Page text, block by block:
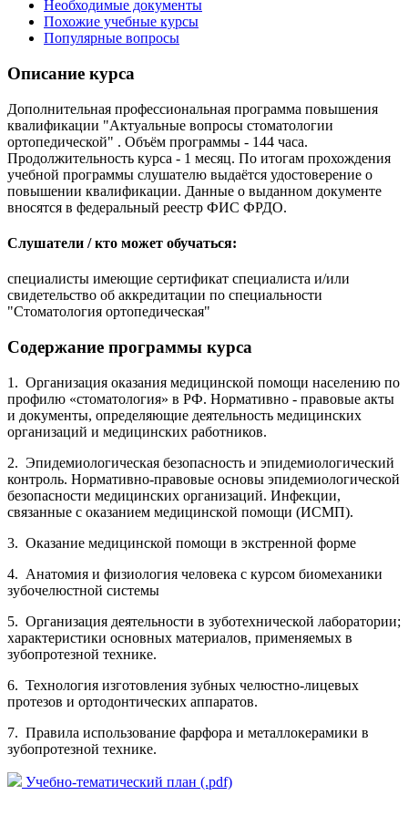
Необходимые документы
Похожие учебные курсы
Популярные вопросы
Описание курса
Дополнительная профессиональная программа повышения
квалификации "Актуальные вопросы стоматологии
ортопедической" . Объём программы - 144 часа.
Продолжительность курса - 1 месяц. По итогам прохождения
учебной программы слушателю выдаётся удостоверение о
повышении квалификации. Данные о выданном документе
вносятся в федеральный реестр ФИС ФРДО.
Слушатели / кто может обучаться:
специалисты имеющие сертификат специалиста и/или
свидетельство об аккредитации по специальности
"Стоматология ортопедическая"
Содержание программы курса
1. Организация оказания медицинской помощи населению по
профилю «стоматология» в РФ. Нормативно - правовые акты
и документы, определяющие деятельность медицинских
организаций и медицинских работников.
2. Эпидемиологическая безопасность и эпидемиологический
контроль. Нормативно-правовые основы эпидемиологической
безопасности медицинских организаций. Инфекции,
связанные с оказанием медицинской помощи (ИСМП).
3. Оказание медицинской помощи в экстренной форме
4. Анатомия и физиология человека с курсом биомеханики
зубочелюстной системы
5. Организация деятельности в зуботехнической лаборатории;
характеристики основных материалов, применяемых в
зубопротезной технике.
6. Технология изготовления зубных челюстно-лицевых
протезов и ортодонтических аппаратов.
7. Правила использование фарфора и металлокерамики в
зубопротезной технике.
Учебно-тематический план (.pdf)